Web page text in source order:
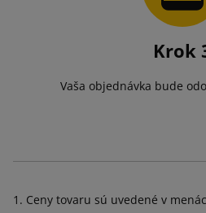
Krok
Vaša objednávka bude
Ceny tovaru sú uvedené v